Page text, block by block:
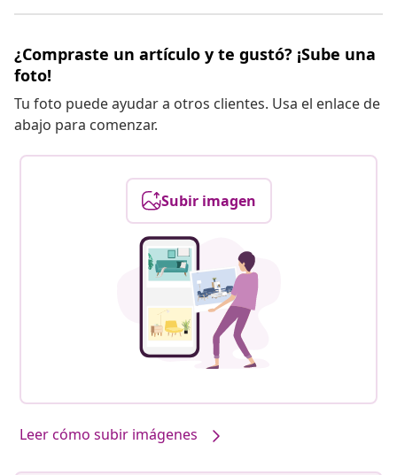
¿Compraste un artículo y te gustó? ¡Sube una
foto!
Tu foto puede ayudar a otros clientes. Usa el enlace de
abajo para comenzar.
Subir imagen
Leer cómo subir imágenes